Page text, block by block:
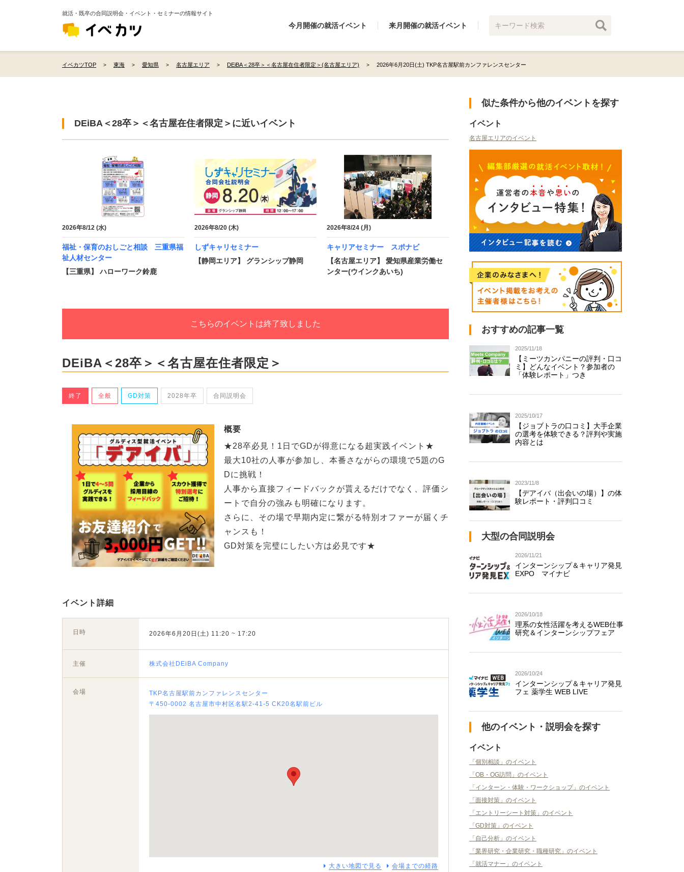
就活・既卒の合同説明会・イベント・セミナーの情報サイト
今月開催の就活イベント 来月開催の就活イベント
イベカツTOP 東海 愛知県 名古屋エリア DEiBA＜28卒＞＜名古屋在住者限定＞(名古屋エリア) 2026年6月20日(土) TKP名古屋駅前カンファレンスセンター
DEiBA＜28卒＞＜名古屋在住者限定＞に近いイベント
2026年8/12 (水)
福祉・保育のおしごと相談 三重県福
祉人材センター
【三重県】 ハローワーク鈴鹿
2026年8/20 (木)
しずキャリセミナー
【静岡エリア】 グランシップ静岡
2026年8/24 (月)
キャリアセミナー スポナビ
【名古屋エリア】 愛知県産業労働セ
ンター(ウインクあいち)
こちらのイベントは終了致しました
DEiBA＜28卒＞＜名古屋在住者限定＞
終了 全般 GD対策 2028年卒 合同説明会
概要
★28卒必見！1日でGDが得意になる超実践イベント★
最大10社の人事が参加し、本番さながらの環境で5題のG
Dに挑戦！
人事から直接フィードバックが貰えるだけでなく、評価シ
ートで自分の強みも明確になります。
さらに、その場で早期内定に繋がる特別オファーが届くチ
ャンスも！
GD対策を完璧にしたい方は必見です★
イベント詳細
日時 2026年6月20日(土) 11:20 ~ 17:20
主催 株式会社DEiBA Company
会場
TKP名古屋駅前カンファレンスセンター
〒450-0002 名古屋市中村区名駅2-41-5 CK20名駅前ビル
大きい地図で見る 会場までの経路
似た条件から他のイベントを探す
イベント
名古屋エリアのイベント
おすすめの記事一覧
2025/11/18
【ミーツカンパニーの評判・口コ
ミ】どんなイベント？参加者の
「体験レポート」つき
2025/10/17
【ジョブトラの口コミ】大手企業
の選考を体験できる？評判や実施
内容とは
2023/11/8
【デアイバ（出会いの場）】の体
験レポート・評判口コミ
大型の合同説明会
2026/11/21
インターンシップ＆キャリア発見
EXPO マイナビ
2026/10/18
理系の女性活躍を考えるWEB仕事
研究＆インターンシップフェア
2026/10/24
インターンシップ＆キャリア発見
フェ 薬学生 WEB LIVE
他のイベント・説明会を探す
イベント
「個別相談」のイベント
「OB・OG訪問」のイベント
「インターン・体験・ワークショップ」のイベント
「面接対策」のイベント
「エントリーシート対策」のイベント
「GD対策」のイベント
「自己分析」のイベント
「業界研究・企業研究・職種研究」のイベント
「就活マナー」のイベント